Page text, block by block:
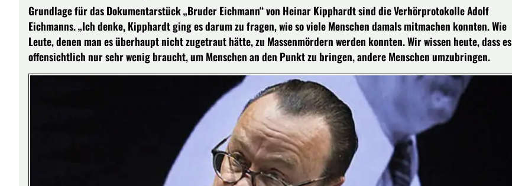
Grundlage für das Dokumentarstück „Bruder Eichmann“ von Heinar Kipphardt sind die Verhörprotokolle Adolf
Eichmanns. „Ich denke, Kipphardt ging es darum zu fragen, wie so viele Menschen damals mitmachen konnten. Wie
Leute, denen man es überhaupt nicht zugetraut hätte, zu Massenmördern werden konnten. Wir wissen heute, dass es
offensichtlich nur sehr wenig braucht, um Menschen an den Punkt zu bringen, andere Menschen umzubringen.